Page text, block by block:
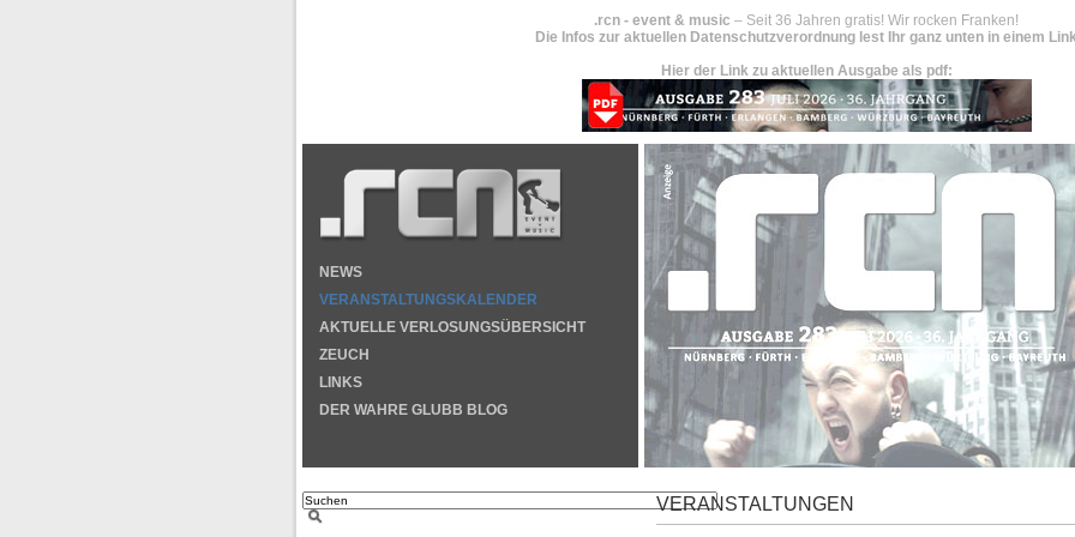
.rcn - event & music – Seit 36 Jahren gratis! Wir rocken Franken!
Die Infos zur aktuellen Datenschutzverordnung lest Ihr ganz unten in einem
Hier der Link zu aktuellen Ausgabe als pdf:
NEWS
VERANSTALTUNGSKALENDER
AKTUELLE VERLOSUNGSÜBERSICHT
ZEUCH
LINKS
DER WAHRE GLUBB BLOG
VERANSTALTUNGEN